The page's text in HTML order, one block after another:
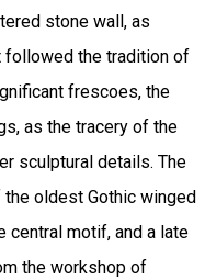
stone wall, as
the tradition of
frescoes, the
as the tracery of the
sculptural details. The
oldest Gothic winged
central motif, and a late
the workshop of